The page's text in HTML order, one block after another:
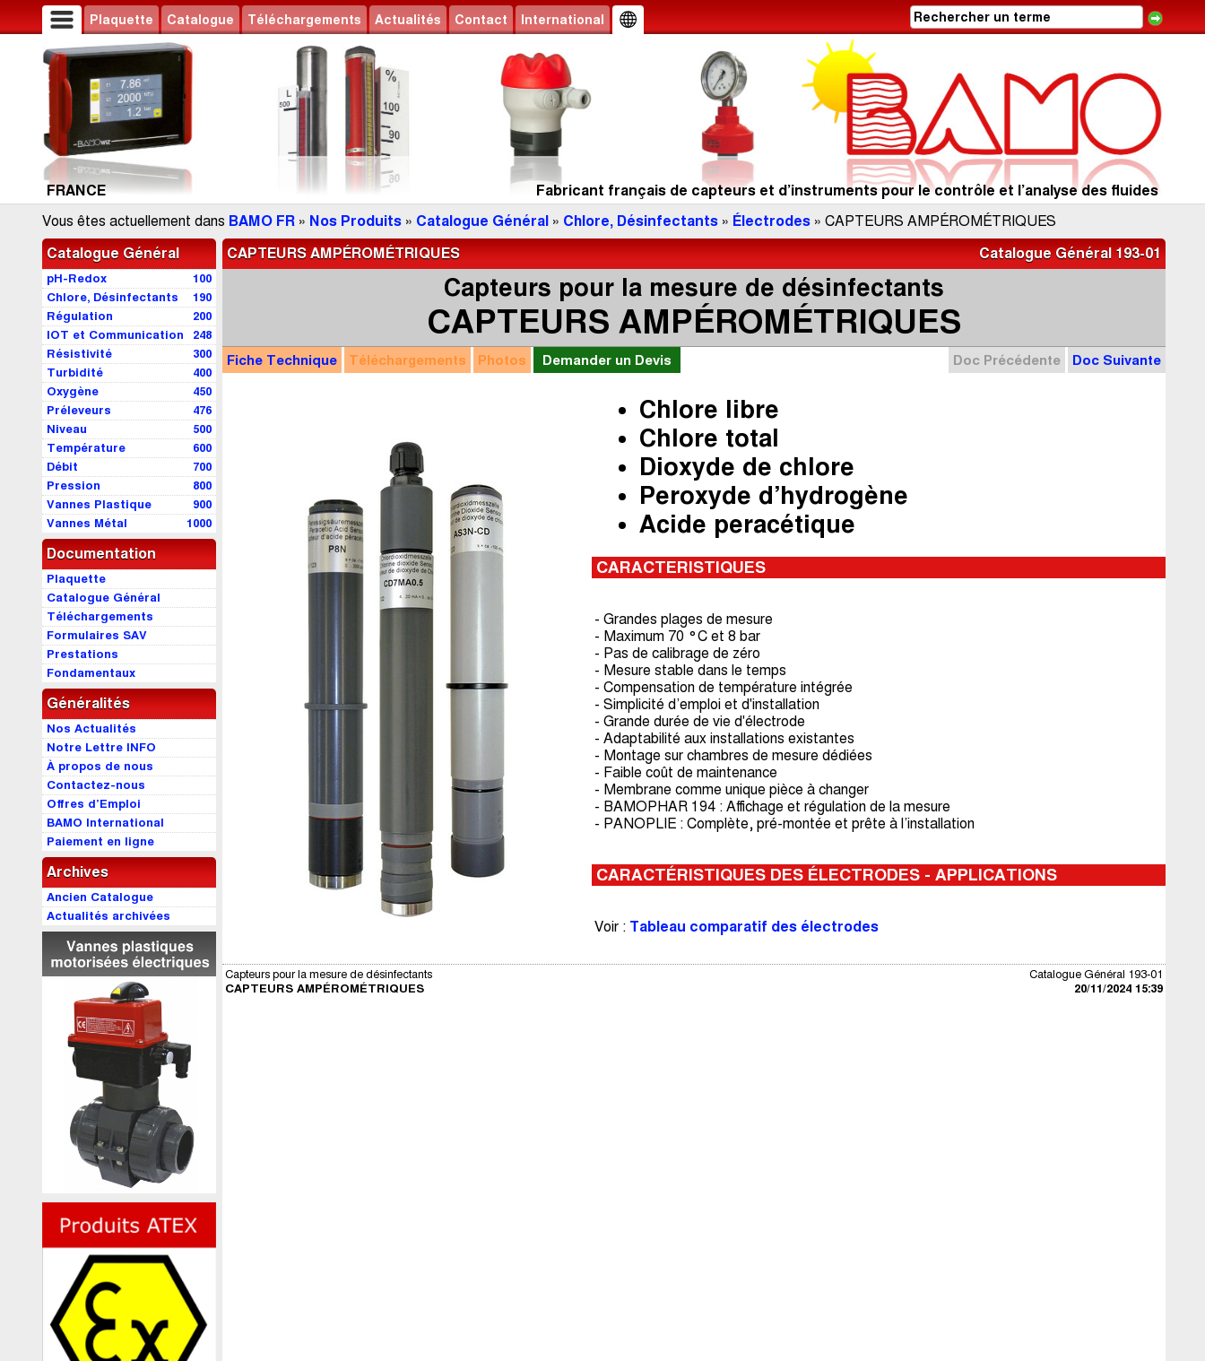
Plaquette Catalogue Téléchargements Actualités Contact International
FRANCE
Fabricant français de capteurs et d’instruments pour le contrôle et l’analyse des fluides
Vous êtes actuellement dans BAMO FR » Nos Produits » Catalogue Général » Chlore, Désinfectants » Électrodes » CAPTEURS AMPÉROMÉTRIQUES
Catalogue Général
100
pH-Redox
190
Chlore, Désinfectants
200
Régulation
248
IOT et Communication
300
Résistivité
400
Turbidité
450
Oxygène
476
Préleveurs
500
Niveau
600
Température
700
Débit
800
Pression
900
Vannes Plastique
1000
Vannes Métal
Documentation
Plaquette
Catalogue Général
Téléchargements
Formulaires SAV
Prestations
Fondamentaux
Généralités
Nos Actualités
Notre Lettre INFO
À propos de nous
Contactez-nous
Offres d’Emploi
BAMO International
Paiement en ligne
Archives
Ancien Catalogue
Actualités archivées
Catalogue Général 193-01
CAPTEURS AMPÉROMÉTRIQUES
Capteurs pour la mesure de désinfectants
CAPTEURS AMPÉROMÉTRIQUES
Doc Précédente Doc Suivante
Fiche Technique Téléchargements Photos Demander un Devis
Chlore libre
Chlore total
Dioxyde de chlore
Peroxyde d’hydrogène
Acide peracétique
CARACTERISTIQUES
- Grandes plages de mesure
- Maximum 70 °C et 8 bar
- Pas de calibrage de zéro
- Mesure stable dans le temps
- Compensation de température intégrée
- Simplicité d’emploi et d'installation
- Grande durée de vie d'électrode
- Adaptabilité aux installations existantes
- Montage sur chambres de mesure dédiées
- Faible coût de maintenance
- Membrane comme unique pièce à changer
- BAMOPHAR 194 : Affichage et régulation de la mesure
- PANOPLIE : Complète, pré-montée et prête à l’installation
CARACTÉRISTIQUES DES ÉLECTRODES - APPLICATIONS
Voir : Tableau comparatif des électrodes
Catalogue Général 193-01
20/11/2024 15:39
Capteurs pour la mesure de désinfectants
CAPTEURS AMPÉROMÉTRIQUES